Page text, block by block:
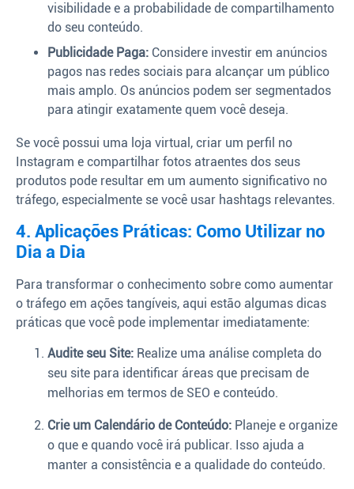
visibilidade e a probabilidade de compartilhamento
do seu conteúdo.
Publicidade Paga: Considere investir em anúncios
pagos nas redes sociais para alcançar um público
mais amplo. Os anúncios podem ser segmentados
para atingir exatamente quem você deseja.
Se você possui uma loja virtual, criar um perfil no
Instagram e compartilhar fotos atraentes dos seus
produtos pode resultar em um aumento significativo no
tráfego, especialmente se você usar hashtags relevantes.
4. Aplicações Práticas: Como Utilizar no
Dia a Dia
Para transformar o conhecimento sobre como aumentar
o tráfego em ações tangíveis, aqui estão algumas dicas
práticas que você pode implementar imediatamente:
Audite seu Site: Realize uma análise completa do
seu site para identificar áreas que precisam de
melhorias em termos de SEO e conteúdo.
Crie um Calendário de Conteúdo: Planeje e organize
o que e quando você irá publicar. Isso ajuda a
manter a consistência e a qualidade do conteúdo.